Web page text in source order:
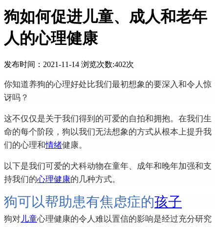
狗如何促进儿童、成人和老年
人的心理健康
发布时间：2021-11-14 浏览次数:402次
你知道养狗的心理好处比我们最初想象的要深入和令人惊
讶吗？
这不仅仅是关于我们得到的可爱的自拍和拥抱。 在我们生
命的每个阶段，狗以我们无法想象的方式从根本上提升我
们的心理和情绪健康。
以下是我们可爱的犬科动物在童年、成年和晚年加强和支
持我们的心理健康的几种方式。
狗可以帮助患有焦虑症的孩子
狗对儿童心理健康的令人难以置信的影响是经过充分研究